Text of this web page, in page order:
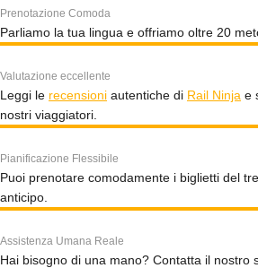
Prenotazione Comoda
Parliamo la tua lingua e offriamo oltre 20
Valutazione eccellente
Leggi le recensioni autentiche di Rail Ninja e
nostri viaggiatori.
Pianificazione Flessibile
Puoi prenotare comodamente i biglietti del
anticipo.
Assistenza Umana Reale
Hai bisogno di una mano? Contatta il nostro